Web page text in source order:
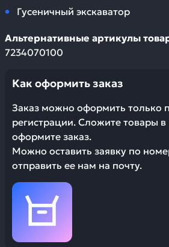
Гусеничный экскаватор
Альтернативные артикулы
7234070100
Как оформить заказ
Заказ можно оформить только
регистрации. Сложите товары в
оформите заказ.
Можно оставить заявку по
отправить ее нам на почту.